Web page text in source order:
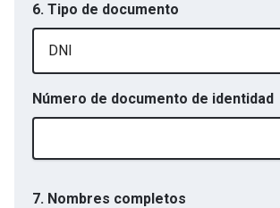
6. Tipo de documento
DNI
Número de documento de identidad
7. Nombres completos